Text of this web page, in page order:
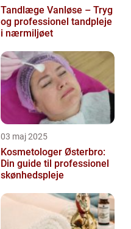
Tandlæge Vanløse – Tryg
og professionel tandpleje
i nærmiljøet
03 maj 2025
Kosmetologer Østerbro:
Din guide til professionel
skønhedspleje